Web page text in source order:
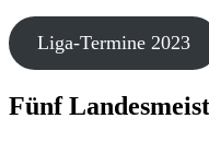
Liga-Termine 2023
Fünf